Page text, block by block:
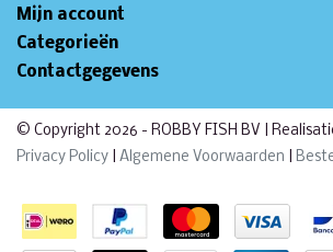
Mijn account
Categorieën
Contactgegevens
© Copyright 2026 - ROBBY FISH BV |
Privacy Policy
Algemene Voorwaarden